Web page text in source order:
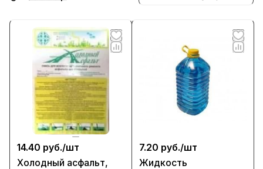
14.40 руб./шт
Холодный асфальт,
7.20 руб./шт
Жидкость